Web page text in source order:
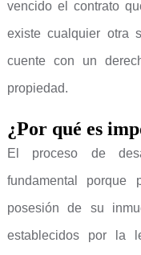
vencido el contrato
existe cualquier otra
cuente con un
propiedad.
¿Por qué es
El proceso de
fundamental porque
posesión de su
establecidos por la